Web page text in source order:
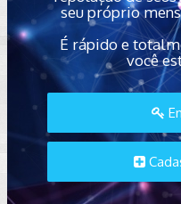
seu próprio
É rápido e
você